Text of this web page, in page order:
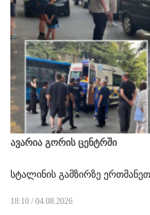
ავარია გორის ცენტრში
სტალინის გამზირზე
18:10 / 04.08.2026